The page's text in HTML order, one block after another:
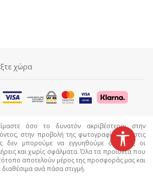
χώρα
όσο το δυνατόν ακριβέστεροι στην
στην προβολή της φωτογραφίας και στις
δεν μπορούμε να εγγυηθούμε ότι όλες οι
και χωρίς σφάλματα. Όλα τα προϊόντα που
αποτελούν μέρος της προσφοράς μας και
διαθέσιμα ανά πάσα στιγμή.